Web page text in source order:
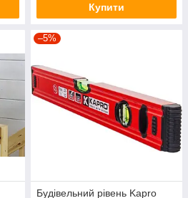
Купити
–5%
Будівельний рівень Kapro